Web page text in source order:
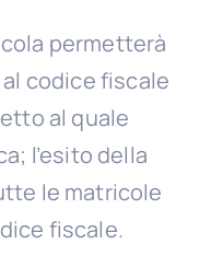
permetterà
codice fiscale
al quale
l’esito della
le matricole
fiscale.